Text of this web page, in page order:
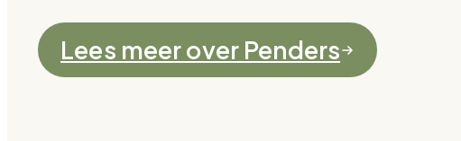
Lees meer over Penders